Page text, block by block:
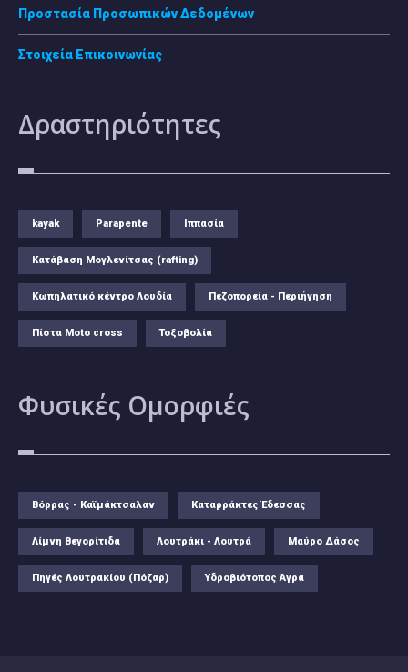
Προστασία Προσωπικών Δεδομένων
Στοιχεία Επικοινωνίας
Δραστηριότητες
kayak Parapente Ιππασία
Κατάβαση Μογλενίτσας (rafting)
Κωπηλατικό κέντρο Λουδία Πεζοπορεία - Περιήγηση
Πίστα Moto cross Τοξοβολία
Φυσικές Ομορφιές
Βόρρας - Καϊμάκτσαλαν Καταρράκτες Έδεσσας
Λίμνη Βεγορίτιδα Λουτράκι - Λουτρά Μαύρο Δάσος
Πηγές Λουτρακίου (Πόζαρ) Υδροβιότοπος Άγρα